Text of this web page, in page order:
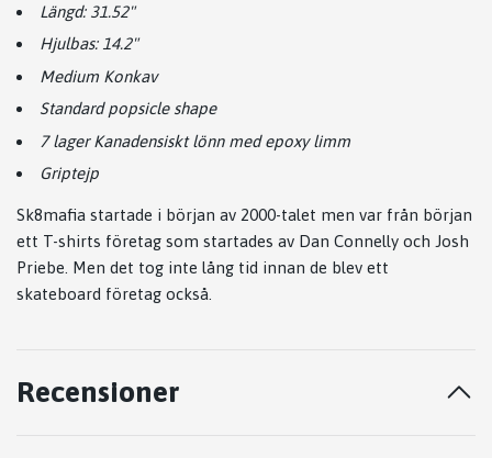
Längd: 31.52"
Hjulbas: 14.2"
Medium Konkav
Standard popsicle shape
7 lager Kanadensiskt lönn med epoxy limm
Griptejp
Sk8mafia startade i början av 2000-talet men var från början
ett T-shirts företag som startades av Dan Connelly och Josh
Priebe. Men det tog inte lång tid innan de blev ett
skateboard företag också.
Recensioner